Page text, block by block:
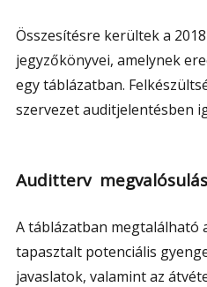
Összesítésre kerültek a
jegyzőkönyvei, amelynek
egy táblázatban.
szervezet auditjelentésben
Auditterv
A táblázatban megtalálható
tapasztalt potenciális
javaslatok, valamint az